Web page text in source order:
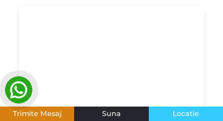
Trimite Mesaj Suna Locatie